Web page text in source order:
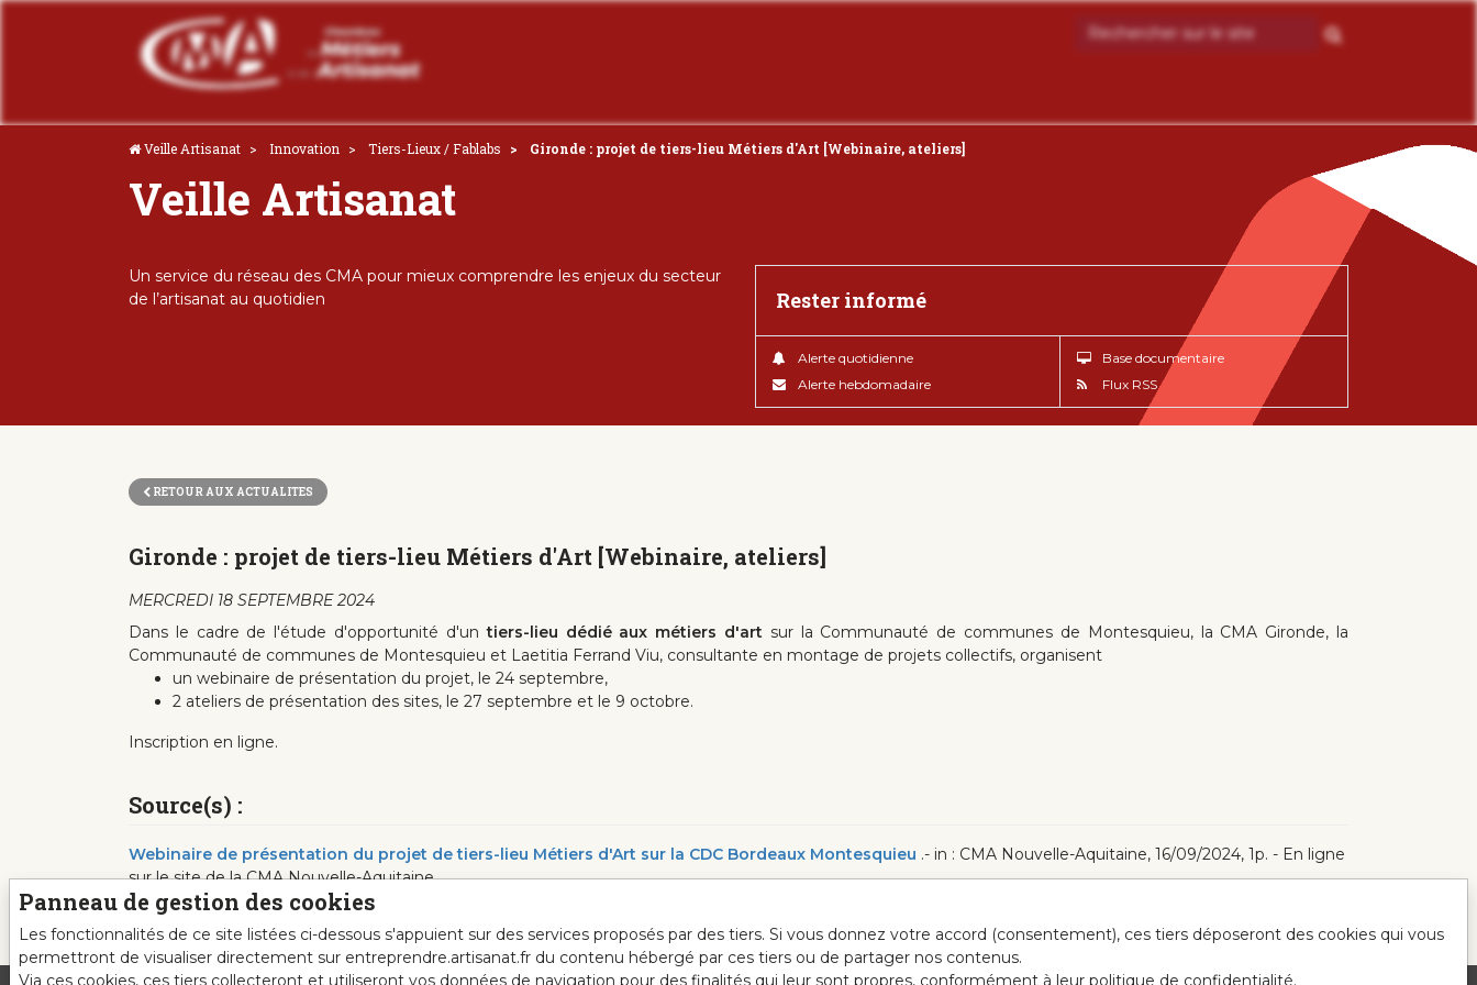
Veille Artisanat Innovation Tiers-Lieux / Fablabs Gironde : projet de tiers-lieu Métiers d'Art [Webinaire, ateliers]
Veille Artisanat
Un service du réseau des CMA pour mieux comprendre les enjeux du secteur
de l’artisanat au quotidien
Rester informé
Alerte quotidienne
Alerte hebdomadaire
Base documentaire
Flux RSS
RETOUR AUX ACTUALITES
Gironde : projet de tiers-lieu Métiers d'Art [Webinaire, ateliers]
MERCREDI 18 SEPTEMBRE 2024
Dans le cadre de l'étude d'opportunité d'untiers-lieu dédié aux métiers d'art sur la Communauté de communes de Montesquieu, la CMA Gironde, la
Communauté de communes de Montesquieu et Laetitia Ferrand Viu, consultante en montage de projets collectifs, organisent
un webinaire de présentation du projet, le 24 septembre,
2 ateliers de présentation des sites, le 27 septembre et le 9 octobre.
Inscription en ligne.
Source(s) :
Webinaire de présentation du projet de tiers-lieu Métiers d'Art sur la CDC Bordeaux Montesquieu .- in : CMA Nouvelle-Aquitaine, 16/09/2024, 1p. - En ligne
sur le site de la CMA Nouvelle-Aquitaine
Panneau de gestion des cookies
Les fonctionnalités de ce site listées ci-dessous s'appuient sur des services proposés par des tiers. Si vous donnez votre accord (consentement), ces tiers déposeront des cookies qui vous
permettront de visualiser directement sur entreprendre.artisanat.fr du contenu hébergé par ces tiers ou de partager nos contenus.
Via ces cookies, ces tiers collecteront et utiliseront vos données de navigation pour des finalités qui leur sont propres, conformément à leur politique de confidentialité.